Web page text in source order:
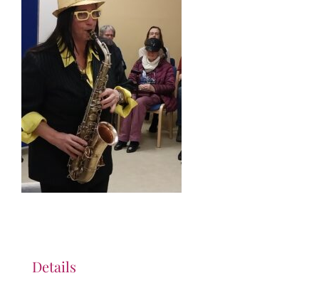
Details